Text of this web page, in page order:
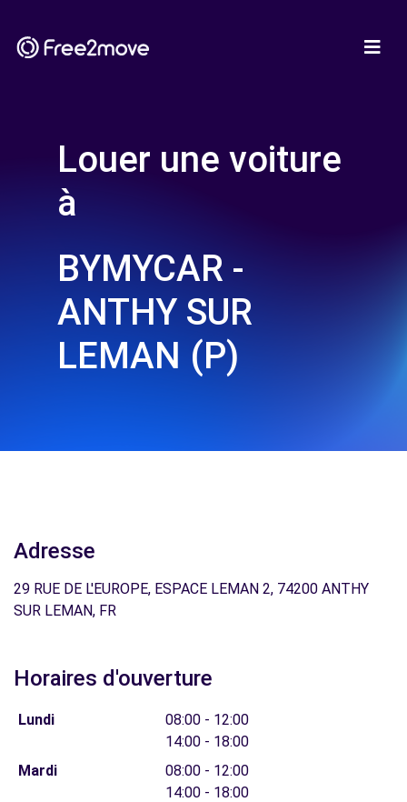
Louer une voiture
à
BYMYCAR -
ANTHY SUR
LEMAN (P)
Adresse
29 RUE DE L'EUROPE, ESPACE LEMAN 2, 74200 ANTHY
SUR LEMAN, FR
Horaires d'ouverture
Lundi
08:00 - 12:00
14:00 - 18:00
Mardi
08:00 - 12:00
14:00 - 18:00